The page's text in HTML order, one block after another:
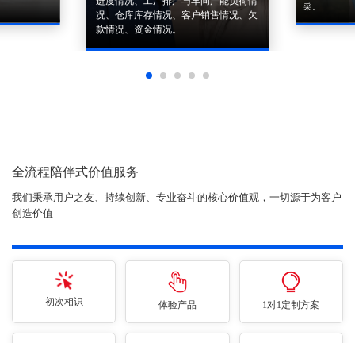
况、仓库库存情况、客户销售情况、欠
款情况、资金情况。
采。
全流程陪伴式价值服务
我们秉承用户之友、持续创新、专业奋斗的核心价值观，一切源于为客户
创造价值
初次相识 体验产品 1对1定制方案